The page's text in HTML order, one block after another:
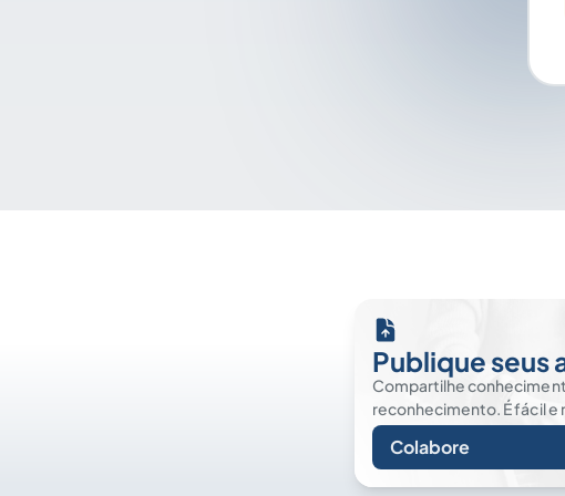
Publique seus
Compartilhe
reconhecimento. É fácil e
Colabore